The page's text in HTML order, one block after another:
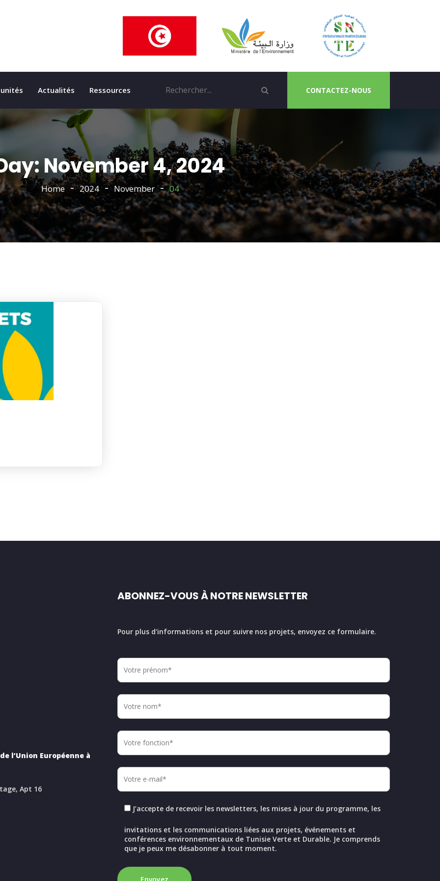
Actualités Ressources CONTACTEZ-NOUS
November 4, 2024
Home 2024 November 04
l’Union Européenne à
Apt 16
ABONNEZ-VOUS À NOTRE NEWSLETTER
Pour plus d'informations et pour suivre nos projets, envoyez ce formulaire.
J’accepte de recevoir les newsletters, les mises à jour du programme, les
invitations et les communications liées aux projets, événements et
conférences environnementaux de Tunisie Verte et Durable. Je comprends
que je peux me désabonner à tout moment.